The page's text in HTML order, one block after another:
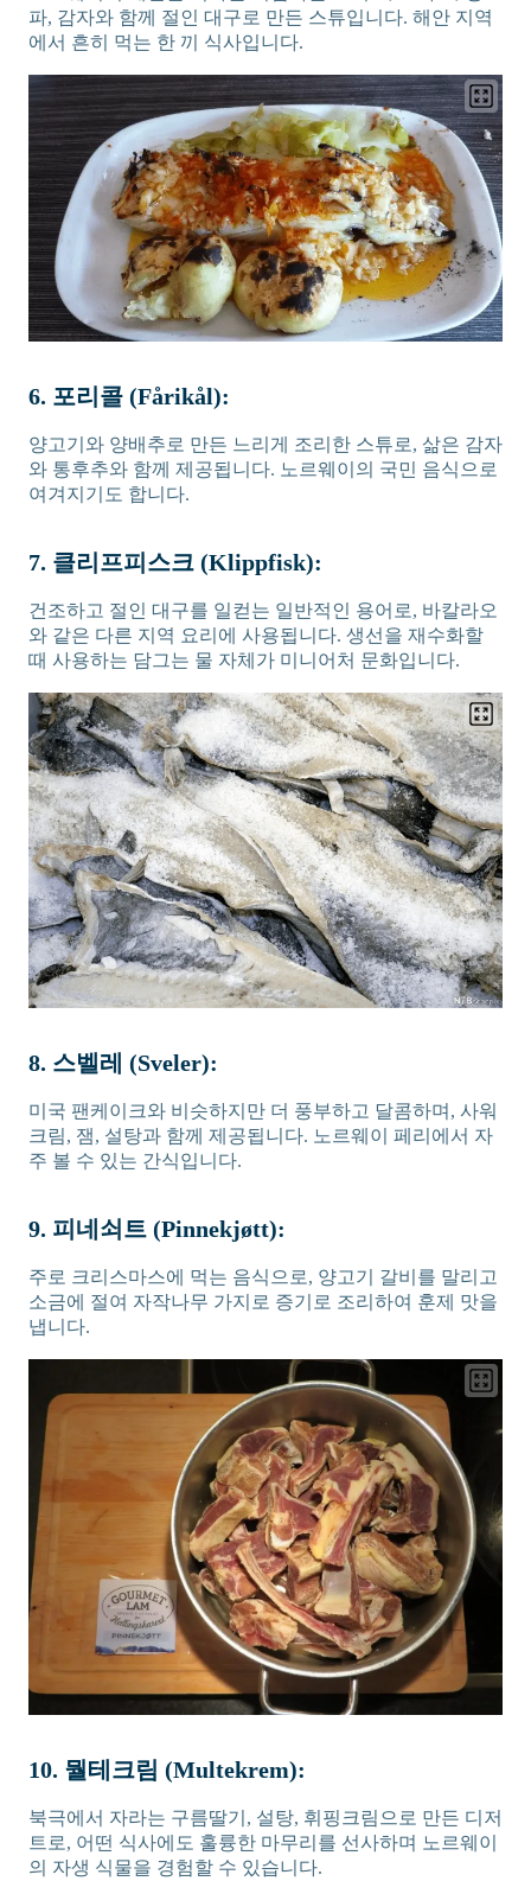
파, 감자와 함께 절인 대구로 만든 스튜입니다. 해안 지역
에서 흔히 먹는 한 끼 식사입니다.
6. 포리콜 (Fårikål):
양고기와 양배추로 만든 느리게 조리한 스튜로, 삶은 감자
와 통후추와 함께 제공됩니다. 노르웨이의 국민 음식으로
여겨지기도 합니다.
7. 클리프피스크 (Klippfisk):
건조하고 절인 대구를 일컫는 일반적인 용어로, 바칼라오
와 같은 다른 지역 요리에 사용됩니다. 생선을 재수화할
때 사용하는 담그는 물 자체가 미니어처 문화입니다.
8. 스벨레 (Sveler):
미국 팬케이크와 비슷하지만 더 풍부하고 달콤하며, 사워
크림, 잼, 설탕과 함께 제공됩니다. 노르웨이 페리에서 자
주 볼 수 있는 간식입니다.
9. 피네쇠트 (Pinnekjøtt):
주로 크리스마스에 먹는 음식으로, 양고기 갈비를 말리고
소금에 절여 자작나무 가지로 증기로 조리하여 훈제 맛을
냅니다.
10. 뭘테크림 (Multekrem):
북극에서 자라는 구름딸기, 설탕, 휘핑크림으로 만든 디저
트로, 어떤 식사에도 훌륭한 마무리를 선사하며 노르웨이
의 자생 식물을 경험할 수 있습니다.